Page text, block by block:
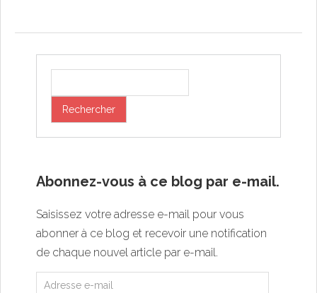
Abonnez-vous à ce blog par e-mail.
Saisissez votre adresse e-mail pour vous
abonner à ce blog et recevoir une notification
de chaque nouvel article par e-mail.